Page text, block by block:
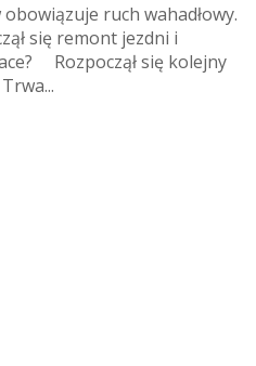
ruch wahadłowy.
się remont jezdni i
Rozpoczął się kolejny